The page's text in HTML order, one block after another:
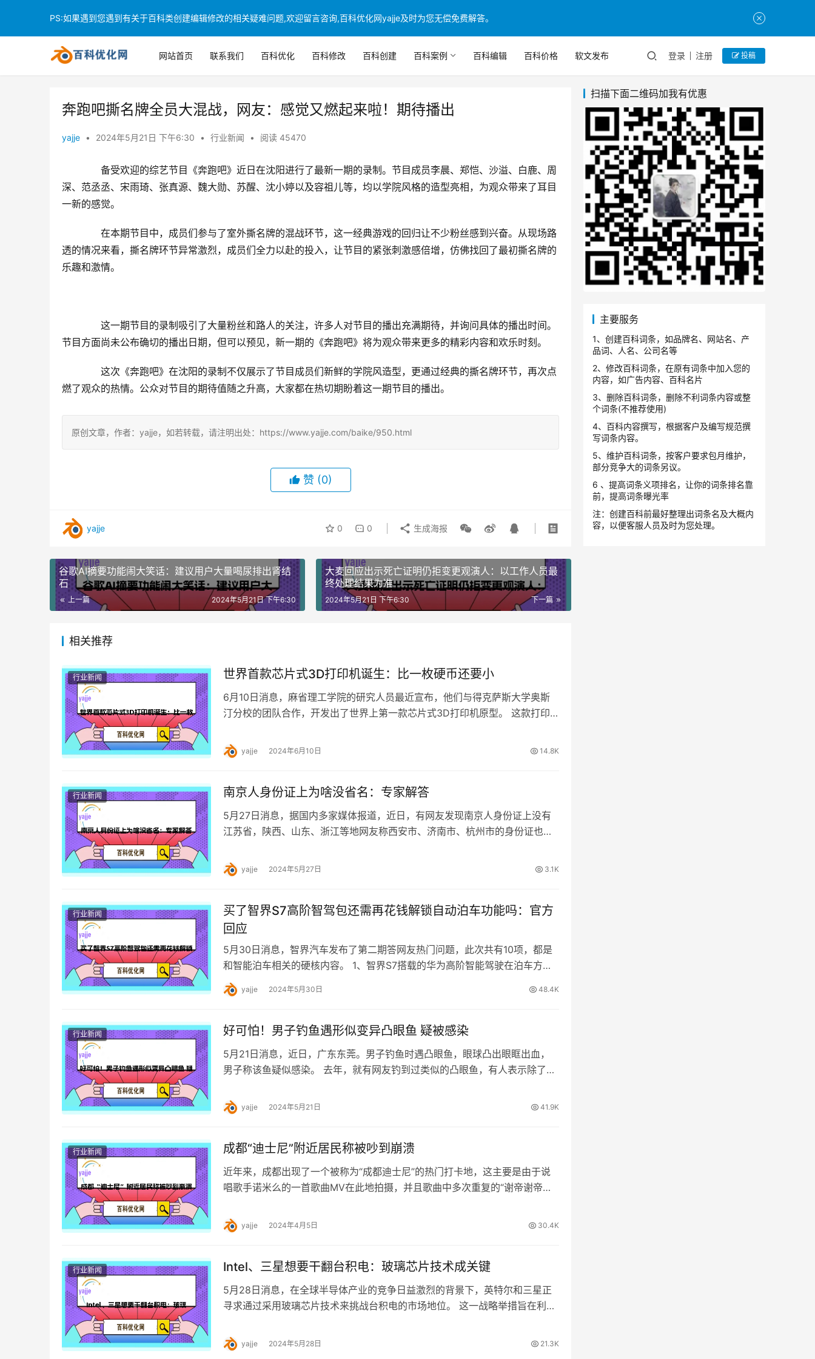
网站首页 联系我们 百科优化 百科修改 百科创建 百科案例 百科编辑 百科价格 软文发布 登录 注册 投稿
奔跑吧撕名牌全员大混战，网友：感觉又燃起来啦！期待播出
yajje • 2024年5月21日 下午6:30 • 行业新闻 • 阅读 45470
备受欢迎的综艺节目《奔跑吧》近日在沈阳进行了最新一期的录制。节目成员李晨、郑恺、沙溢、白鹿、周
深、范丞丞、宋雨琦、张真源、魏大勋、苏醒、沈小婷以及容祖儿等，均以学院风格的造型亮相，为观众带来了耳目
一新的感觉。
在本期节目中，成员们参与了室外撕名牌的混战环节，这一经典游戏的回归让不少粉丝感到兴奋。从现场路
透的情况来看，撕名牌环节异常激烈，成员们全力以赴的投入，让节目的紧张刺激感倍增，仿佛找回了最初撕名牌的
乐趣和激情。
这一期节目的录制吸引了大量粉丝和路人的关注，许多人对节目的播出充满期待，并询问具体的播出时间。
节目方面尚未公布确切的播出日期，但可以预见，新一期的《奔跑吧》将为观众带来更多的精彩内容和欢乐时刻。
这次《奔跑吧》在沈阳的录制不仅展示了节目成员们新鲜的学院风造型，更通过经典的撕名牌环节，再次点
燃了观众的热情。公众对节目的期待值随之升高，大家都在热切期盼着这一期节目的播出。
原创文章，作者：yajje，如若转载，请注明出处：https://www.yajje.com/baike/950.html
赞 (0)
yajje 0 0 生成海报
谷歌AI摘要功能闹大笑话：建议用户大量喝尿排出肾结
石
上一篇 2024年5月21日 下午6:30
大麦回应出示死亡证明仍拒变更观演人：以工作人员最
终处理结果为准
下一篇
2024年5月21日 下午6:30
相关推荐
行业新闻 世界首款芯片式3D打印机诞生：比一枚硬币还要小
6月10日消息，麻省理工学院的研究人员最近宣布，他们与得克萨斯大学奥斯
汀分校的团队合作，开发出了世界上第一款芯片式3D打印机原型。 这款打印
yajje 2024年6月10日 14.8K
行业新闻 南京人身份证上为啥没省名：专家解答
5月27日消息，据国内多家媒体报道，近日，有网友发现南京人身份证上没有
江苏省，陕西、山东、浙江等地网友称西安市、济南市、杭州市的身份证也同
yajje 2024年5月27日 3.1K
行业新闻
买了智界S7高阶智驾包还需再花钱解锁自动泊车功能吗：官方
回应
5月30日消息，智界汽车发布了第二期答网友热门问题，此次共有10项，都是
和智能泊车相关的硬核内容。 1、智界S7搭载的华为高阶智能驾驶在泊车方面
有什么功能，哪些已上线？ 智界S7全…
yajje 2024年5月30日 48.4K
行业新闻 好可怕！男子钓鱼遇形似变异凸眼鱼 疑被感染
5月21日消息，近日，广东东莞。男子钓鱼时遇凸眼鱼，眼球凸出眼眶出血，
男子称该鱼疑似感染。 去年，就有网友钓到过类似的凸眼鱼，有人表示除了孵
yajje 2024年5月21日 41.9K
行业新闻 成都“迪士尼”附近居民称被吵到崩溃
近年来，成都出现了一个被称为“成都迪士尼”的热门打卡地，这主要是由于说
唱歌手诺米么的一首歌曲MV在此地拍摄，并且歌曲中多次重复的“谢帝谢帝我
yajje 2024年4月5日 30.4K
行业新闻 Intel、三星想要干翻台积电：玻璃芯片技术成关键
5月28日消息，在全球半导体产业的竞争日益激烈的背景下，英特尔和三星正
寻求通过采用玻璃芯片技术来挑战台积电的市场地位。 这一战略举措旨在利用
yajje 2024年5月28日 21.3K
扫描下面二维码加我有优惠
主要服务
1、创建百科词条，如品牌名、网站名、产
品词、人名、公司名等
2、修改百科词条，在原有词条中加入您的
内容，如广告内容、百科名片
3、删除百科词条，删除不利词条内容或整
个词条(不推荐使用)
4、百科内容撰写，根据客户及编写规范撰
写词条内容。
5、维护百科词条，按客户要求包月维护，
部分竞争大的词条另议。
6 、提高词条义项排名，让你的词条排名靠
前，提高词条曝光率
注：创建百科前最好整理出词条名及大概内
容，以便客服人员及时为您处理。
PS:如果遇到您遇到有关于百科类创建编辑修改的相关疑难问题,欢迎留言咨询,百科优化网yajje及时为您无偿免费解答。